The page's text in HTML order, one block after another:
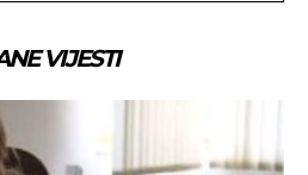
VIJESTI